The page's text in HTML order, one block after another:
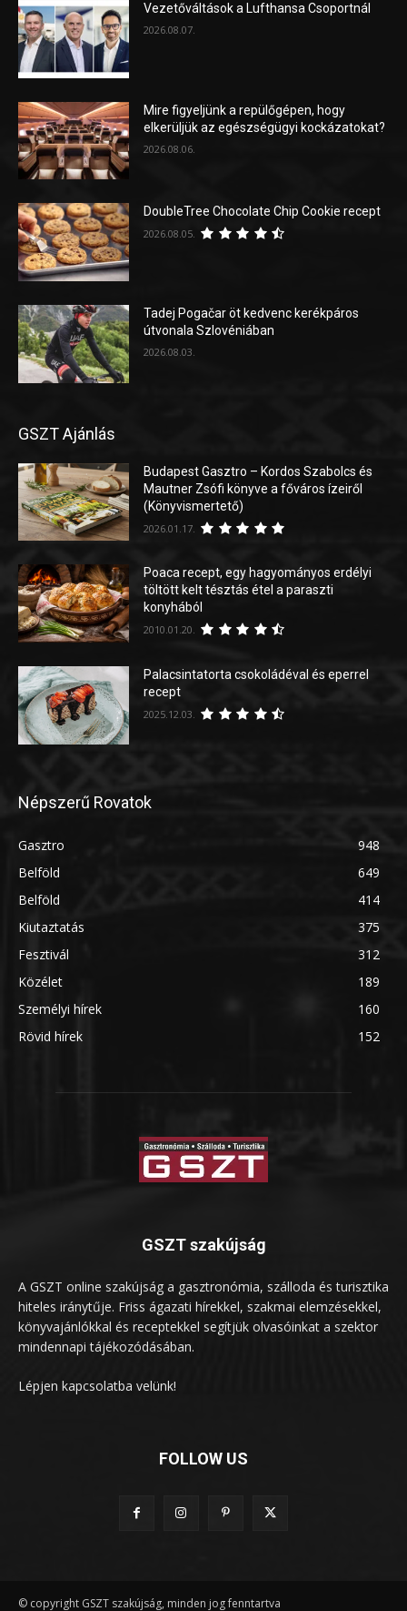
Vezetőváltások a Lufthansa Csoportnál
2026.08.07.
Mire figyeljünk a repülőgépen, hogy
elkerüljük az egészségügyi kockázatokat?
2026.08.06.
DoubleTree Chocolate Chip Cookie recept
2026.08.05.
Tadej Pogačar öt kedvenc kerékpáros
útvonala Szlovéniában
2026.08.03.
GSZT Ajánlás
Budapest Gasztro – Kordos Szabolcs és
Mautner Zsófi könyve a főváros ízeiről
(Könyvismertető)
2026.01.17.
Poaca recept, egy hagyományos erdélyi
töltött kelt tésztás étel a paraszti
konyhából
2010.01.20.
Palacsintatorta csokoládéval és eperrel
recept
2025.12.03.
Népszerű Rovatok
Gasztro
948
Belföld
649
Belföld
414
Kiutaztatás
375
Fesztivál
312
Közélet
189
Személyi hírek
160
Rövid hírek
152
GSZT szakújság
A GSZT online szakújság a gasztronómia, szálloda és turisztika
hiteles iránytűje. Friss ágazati hírekkel, szakmai elemzésekkel,
könyvajánlókkal és receptekkel segítjük olvasóinkat a szektor
mindennapi tájékozódásában.
Lépjen kapcsolatba velünk!
FOLLOW US
© copyright GSZT szakújság, minden jog fenntartva